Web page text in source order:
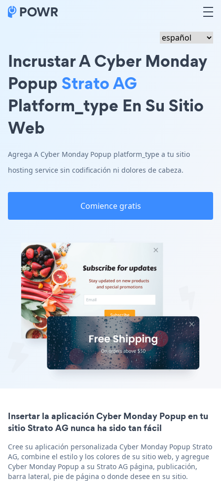
Incrustar A Cyber Monday
PopupStrato AG
Platform_type En Su Sitio
Web
Agrega A Cyber Monday Popup platform_type a tu sitio
hosting service sin codificación ni dolores de cabeza.
Comience gratis
Insertar la aplicación Cyber Monday Popup en tu
sitio Strato AG nunca ha sido tan fácil
Cree su aplicación personalizada Cyber Monday Popup Strato
AG, combine el estilo y los colores de su sitio web, y agregue
Cyber Monday Popup a su Strato AG página, publicación,
barra lateral, pie de página o donde desee en su sitio.